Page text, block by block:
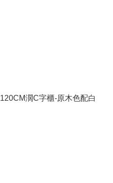
120CM濶C字櫃-原木色配白